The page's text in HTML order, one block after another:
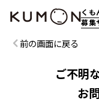
くも
募集
この説明
前の画面に戻る
ご不明
お